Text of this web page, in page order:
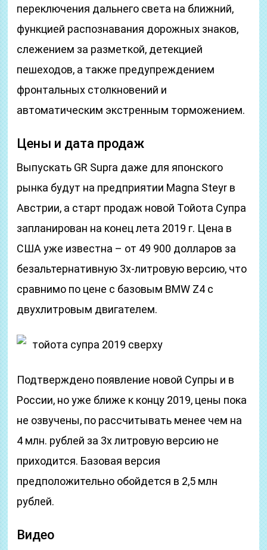
переключения дальнего света на ближний,
функцией распознавания дорожных знаков,
слежением за разметкой, детекцией
пешеходов, а также предупреждением
фронтальных столкновений и
автоматическим экстренным торможением.
Цены и дата продаж
Выпускать GR Supra даже для японского
рынка будут на предприятии Magna Steyr в
Австрии, а старт продаж новой Тойота Супра
запланирован на конец лета 2019 г. Цена в
США уже известна – от 49 900 долларов за
безальтернативную 3х-литровую версию, что
сравнимо по цене с базовым BMW Z4 с
двухлитровым двигателем.
тойота супра 2019 сверху
Подтверждено появление новой Супры и в
России, но уже ближе к концу 2019, цены пока
не озвучены, по рассчитывать менее чем на
4 млн. рублей за 3х литровую версию не
приходится. Базовая версия
предположительно обойдется в 2,5 млн
рублей.
Видео